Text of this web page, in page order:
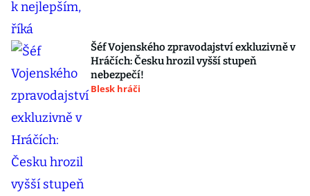
Šéf Vojenského zpravodajství exkluzivně v
Hráčích: Česku hrozil vyšší stupeň
nebezpečí!
Blesk hráči